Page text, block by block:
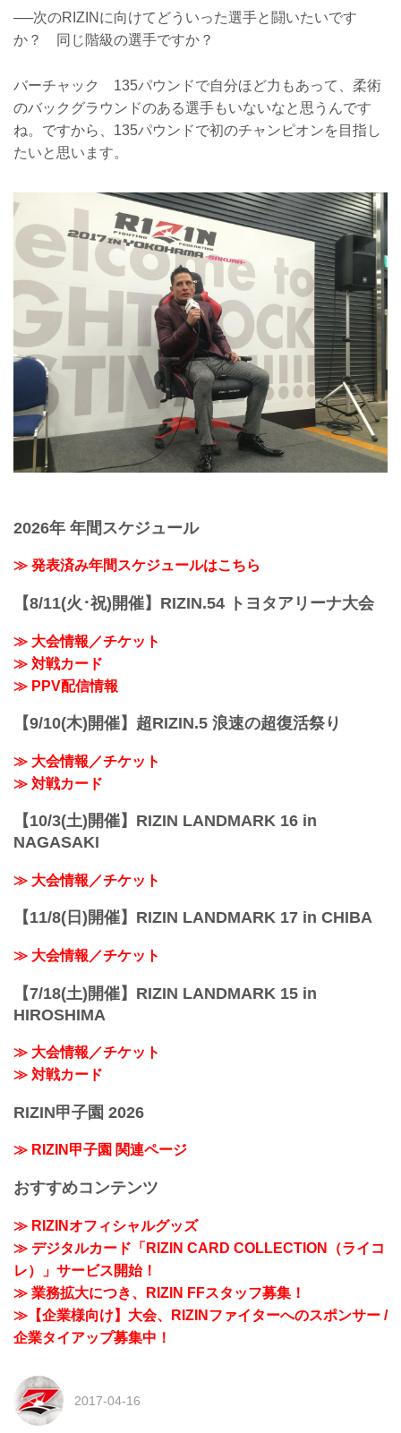
──次のRIZINに向けてどういった選手と闘いたいです
か？ 同じ階級の選手ですか？
バーチャック 135パウンドで自分ほど力もあって、柔術
のバックグラウンドのある選手もいないなと思うんです
ね。ですから、135パウンドで初のチャンピオンを目指し
たいと思います。
2026年 年間スケジュール
≫ 発表済み年間スケジュールはこちら
【8/11(火･祝)開催】RIZIN.54 トヨタアリーナ大会
≫ 大会情報／チケット
≫ 対戦カード
≫ PPV配信情報
【9/10(木)開催】超RIZIN.5 浪速の超復活祭り
≫ 大会情報／チケット
≫ 対戦カード
【10/3(土)開催】RIZIN LANDMARK 16 in
NAGASAKI
≫ 大会情報／チケット
【11/8(日)開催】RIZIN LANDMARK 17 in CHIBA
≫ 大会情報／チケット
【7/18(土)開催】RIZIN LANDMARK 15 in
HIROSHIMA
≫ 大会情報／チケット
≫ 対戦カード
RIZIN甲子園 2026
≫ RIZIN甲子園 関連ページ
おすすめコンテンツ
≫ RIZINオフィシャルグッズ
≫ デジタルカード「RIZIN CARD COLLECTION（ライコ
レ）」サービス開始！
≫ 業務拡大につき、RIZIN FFスタッフ募集！
≫【企業様向け】大会、RIZINファイターへのスポンサー /
企業タイアップ募集中！
2017-04-16